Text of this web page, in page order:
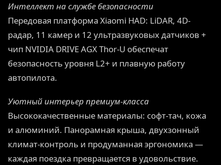
Интеллект на службе безопасности
Передовая платформа Xiaomi HAD: LiDAR, 4D-
радар, 11 камер и 12 ультразвуковых датчиков +
чип NVIDIA DRIVE AGX Thor-U обеспечат
безопасность уровня L2+ и плавную работу
автопилота.
Уютный интерьер премиум-класса
Высококачественные материалы: софт-тач, кожа
и алюминий. Панорамная крыша, двухзонный
климат-контроль и продуманная эргономика —
каждая поездка превращается в удовольствие.